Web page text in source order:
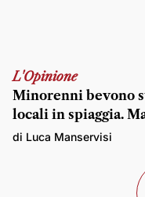
L'Opinione
Minorenni bevono
locali in spiaggia.
di Luca Manservisi